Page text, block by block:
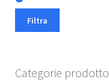
Filtra
Categorie prodotto